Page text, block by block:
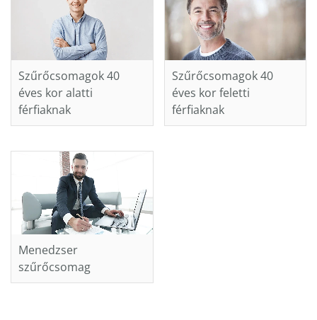
Szűrőcsomagok 40
éves kor alatti
férfiaknak
Szűrőcsomagok 40
éves kor feletti
férfiaknak
Menedzser
szűrőcsomag